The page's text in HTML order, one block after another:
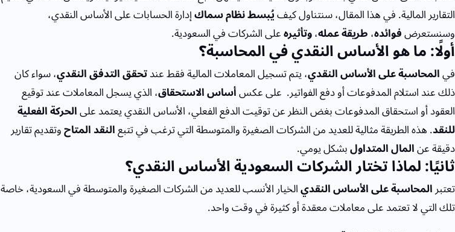
التقارير المالية. في هذا المقال، سنتناول كيفيُبسط نظام سماكإدارة الحسابات على الأساس النقدي،
وسنستعرضفوائده،طريقة عمله،وتأثيرهعلى الشركات في السعودية.
أولًا: ما هو الأساس النقدي في المحاسبة؟
فيالمحاسبة على الأساس النقدي، يتم تسجيل المعاملات المالية فقط عندتحقق التدفق النقدي، سواء كان
ذلك عند استلام المدفوعات أو دفع الفواتير. على عكسأساس الاستحقاق، الذي يسجل المعاملات عند توقيع
العقود أو استحقاق المدفوعات بغض النظر عن توقيت الدفع الفعلي، الأساس النقدي يعتمد علىالحركة الفعلية
للنقد. هذه الطريقة مثالية للعديد من الشركات الصغيرة والمتوسطة التي ترغب في تتبعالنقد المتاحوتقديم تقارير
دقيقة عنالمال المتداولبشكل يومي.
ثانيًا: لماذا تختار الشركات السعودية الأساس النقدي؟
تعتبرالمحاسبة على الأساس النقديالخيار الأنسب للعديد من الشركات الصغيرة والمتوسطة في السعودية، خاصة
تلك التي لا تعتمد على معاملات معقدة أو كثيرة في وقت واحد.